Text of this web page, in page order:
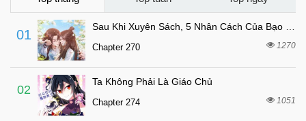
Chapter 183
Chapter 182
Chapter 181
Chapter 180 6 tháng trước
Chapter 179
01
Chapter 270 1270
02
Ta Không Phải Là Giáo Chủ
Chapter 274 1051